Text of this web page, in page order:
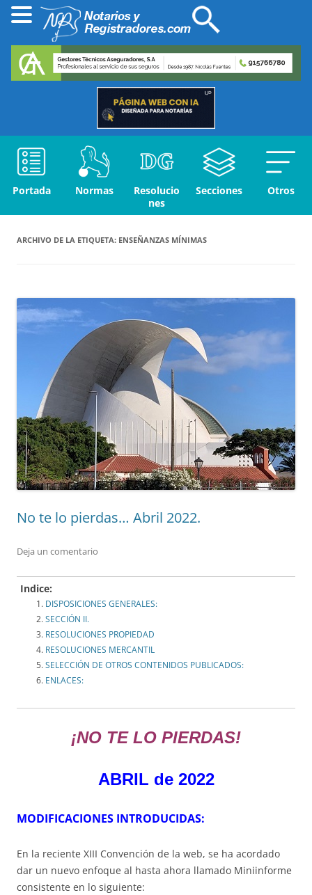
Portada Normas
Resolucio
nes
Secciones Otros
ARCHIVO DE LA ETIQUETA: ENSEÑANZAS MÍNIMAS
No te lo pierdas… Abril 2022.
Deja un comentario
Indice:
DISPOSICIONES GENERALES:
SECCIÓN II.
RESOLUCIONES PROPIEDAD
RESOLUCIONES MERCANTIL
SELECCIÓN DE OTROS CONTENIDOS PUBLICADOS:
ENLACES:
¡NO TE LO PIERDAS!
ABRIL de 2022
MODIFICACIONES INTRODUCIDAS:
En la reciente XIII Convención de la web, se ha acordado
dar un nuevo enfoque al hasta ahora llamado Miniinforme
consistente en lo siguiente: